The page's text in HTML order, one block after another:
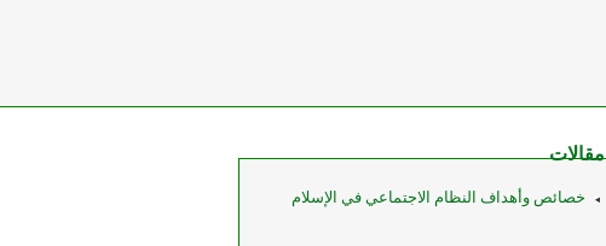
مقالات
خصائص وأهداف النظام الاجتماعي في الإسلام